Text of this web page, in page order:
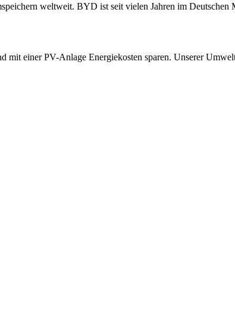
weltweit. BYD ist seit vielen Jahren im Deutschen
einer PV-Anlage Energiekosten sparen. Unserer